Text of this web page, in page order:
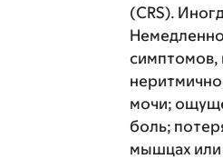
(CRS).
симптомов,
мочи;
боль;
мышцах или